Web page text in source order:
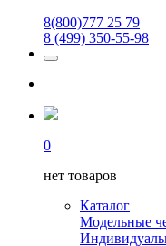
8(800)777 25 79
8 (499) 350-55-98
0
нет товаров
Каталог
Модельные